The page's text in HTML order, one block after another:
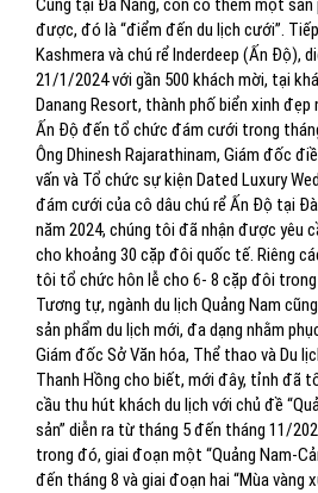
Cũng tại Đà Nẵng, còn có thêm một
được, đó là “điểm đến du lịch cưới”.
Kashmera và chú rể Inderdeep (Ấn Độ),
21/1/2024 với gần 500 khách mời, tại
Danang Resort, thành phố biển xinh
Ấn Độ đến tổ chức đám cưới trong
Ông Dhinesh Rajarathinam, Giám đốc
vấn và Tổ chức sự kiện Dated Luxury
đám cưới của cô dâu chú rể Ấn Độ tại
năm 2024, chúng tôi đã nhận được yêu
cho khoảng 30 cặp đôi quốc tế. Riêng
tôi tổ chức hôn lễ cho 6- 8 cặp đôi trong
Tương tự, ngành du lịch Quảng Nam
sản phẩm du lịch mới, đa dạng nhằm
Giám đốc Sở Văn hóa, Thể thao và Du
Thanh Hồng cho biết, mới đây, tỉnh đã
cầu thu hút khách du lịch với chủ đề
sản” diễn ra từ tháng 5 đến tháng 11/
trong đó, giai đoạn một “Quảng Nam-
đến tháng 8 và giai đoạn hai “Mùa vàng